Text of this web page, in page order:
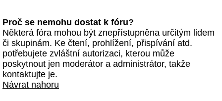
Proč se nemohu dostat k fóru?
Některá fóra mohou být znepřístupněna určitým lidem
či skupinám. Ke čtení, prohlížení, přispívání atd.
potřebujete zvláštní autorizaci, kterou může
poskytnout jen moderátor a administrátor, takže
kontaktujte je.
Návrat nahoru